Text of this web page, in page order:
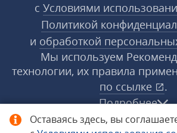
Оставаясь здесь, вы
с Условиями
Политикой
и обработкой
Мы используем
технологии, их правила
по ссылке
.
Подробнее